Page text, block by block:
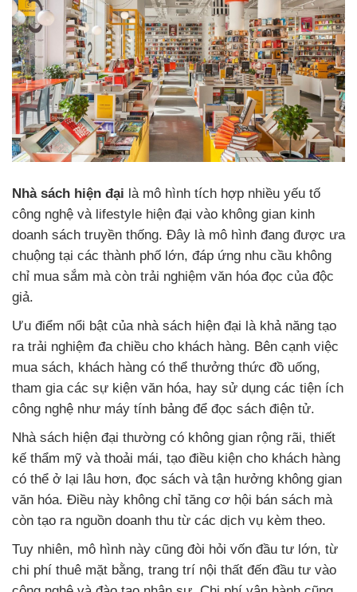
Nhà sách hiện đại là mô hình tích hợp nhiều yếu tố
công nghệ và lifestyle hiện đại vào không gian kinh
doanh sách truyền thống. Đây là mô hình đang được ưa
chuộng tại các thành phố lớn, đáp ứng nhu cầu không
chỉ mua sắm mà còn trải nghiệm văn hóa đọc của độc
giả.
Ưu điểm nổi bật của nhà sách hiện đại là khả năng tạo
ra trải nghiệm đa chiều cho khách hàng. Bên cạnh việc
mua sách, khách hàng có thể thưởng thức đồ uống,
tham gia các sự kiện văn hóa, hay sử dụng các tiện ích
công nghệ như máy tính bảng để đọc sách điện tử.
Nhà sách hiện đại thường có không gian rộng rãi, thiết
kế thẩm mỹ và thoải mái, tạo điều kiện cho khách hàng
có thể ở lại lâu hơn, đọc sách và tận hưởng không gian
văn hóa. Điều này không chỉ tăng cơ hội bán sách mà
còn tạo ra nguồn doanh thu từ các dịch vụ kèm theo.
Tuy nhiên, mô hình này cũng đòi hỏi vốn đầu tư lớn, từ
chi phí thuê mặt bằng, trang trí nội thất đến đầu tư vào